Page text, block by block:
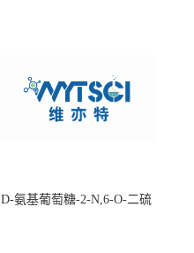
D-氨基葡萄糖-2-N,6-O-二硫